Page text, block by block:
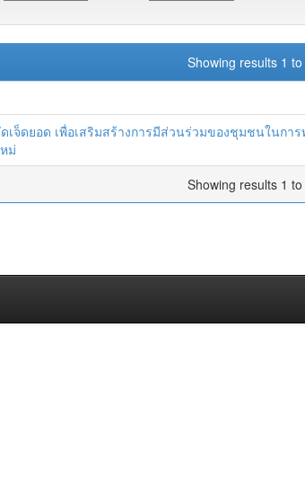
Showing results 1 to
เจ็ดยอด เพื่อเสริมสร้างการมีส่วนร่วมของชุมชนในกา
ม่
Showing results 1 to